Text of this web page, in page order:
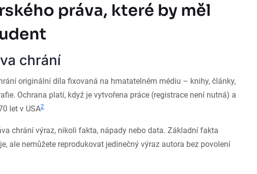
práva, které by měl
chrání
originální díla fixovaná na hmatatelném médiu – knihy, články,
Ochrana platí, když je vytvořena práce (registrace není nutná) a
let v USA2
chrání výraz, nikoli fakta, nápady nebo data. Základní fakta
ale nemůžete reprodukovat jedinečný výraz autora bez povolení